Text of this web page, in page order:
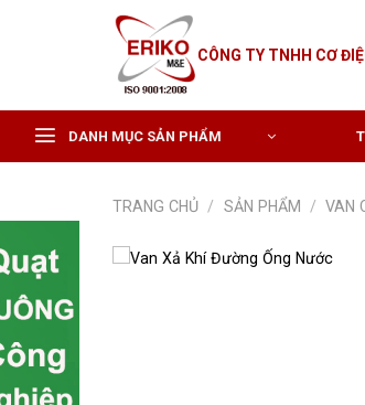
CÔNG TY TNHH CƠ
DANH MỤC SẢN PHẨM
TRANG CHỦ / SẢN PHẨM / VAN